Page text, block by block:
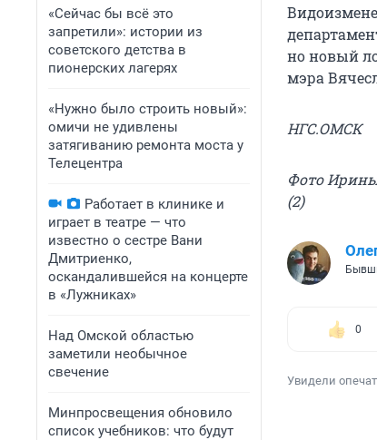
«Сейчас бы всё это
запретили»: истории из
советского детства в
пионерских лагерях
«Нужно было строить новый»:
омичи не удивлены
затягиванию ремонта моста у
Телецентра
Работает в клинике и
играет в театре — что
известно о сестре Вани
Дмитриенко,
оскандалившейся на концерте
в «Лужниках»
Над Омской областью
заметили необычное
свечение
Минпросвещения обновило
список учебников: что будут
но новый
мэра
НГС.ОМСК
Фото
(2)
0
Увидели